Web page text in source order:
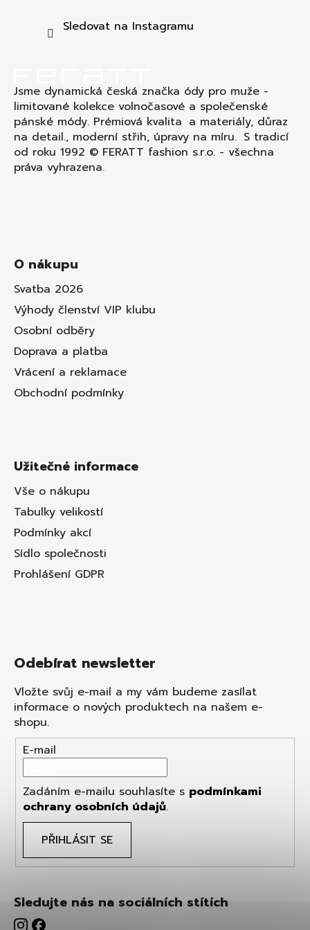
Sledovat na Instagramu
Jsme dynamická česká značka ódy pro muže -
limitované kolekce volnočasové a společenské
pánské módy. Prémiová kvalita a materiály, důraz
na detail., moderní střih, úpravy na míru. S tradicí
od roku 1992 © FERATT fashion s.r.o. - všechna
práva vyhrazena.
O nákupu
Svatba 2026
Výhody členství VIP klubu
Osobní odběry
Doprava a platba
Vrácení a reklamace
Obchodní podmínky
Užitečné informace
Vše o nákupu
Tabulky velikostí
Podmínky akcí
Sídlo společnosti
Prohlášení GDPR
Odebírat newsletter
Vložte svůj e-mail a my vám budeme zasílat
informace o nových produktech na našem e-
shopu.
E-mail
Zadáním e-mailu souhlasíte s podmínkami
ochrany osobních údajů.
PŘIHLÁSIT SE
Sledujte nás na sociálních stítích